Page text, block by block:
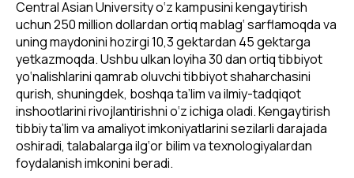
Central Asian University o‘z kampusini kengaytirish
uchun 250 million dollardan ortiq mablag‘ sarflamoqda va
uning maydonini hozirgi 10,3 gektardan 45 gektarga
yetkazmoqda. Ushbu ulkan loyiha 30 dan ortiq tibbiyot
yo‘nalishlarini qamrab oluvchi tibbiyot shaharchasini
qurish, shuningdek, boshqa ta’lim va ilmiy-tadqiqot
inshootlarini rivojlantirishni o‘z ichiga oladi. Kengaytirish
tibbiy ta’lim va amaliyot imkoniyatlarini sezilarli darajada
oshiradi, talabalarga ilg‘or bilim va texnologiyalardan
foydalanish imkonini beradi.